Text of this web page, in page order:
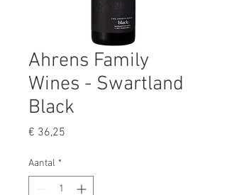
Ahrens Family
Wines - Swartland
Black
€ 36,25
Aantal *